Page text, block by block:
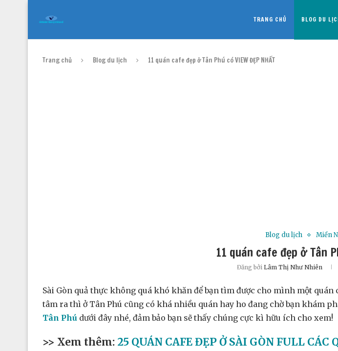
TRANG CHỦ BLOG DU
Trang chủ Blog du lịch 11 quán cafe đẹp ở Tân Phú có VIEW ĐẸP NHẤT
Blog du lịch Miền
11 quán cafe đẹp ở Tân
Đăng bởi Lâm Thị Như Nhiên
Sài Gòn quả thực không quá khó khăn để bạn tìm được cho mình một
tâm ra thì ở Tân Phú cũng có khá nhiều quán hay ho đang chờ bạn khám
Tân Phú dưới đây nhé, đảm bảo bạn sẽ thấy chúng cực kì hữu ích cho xem!
>> Xem thêm: 25 QUÁN CAFE ĐẸP Ở SÀI GÒN FULL CÁC